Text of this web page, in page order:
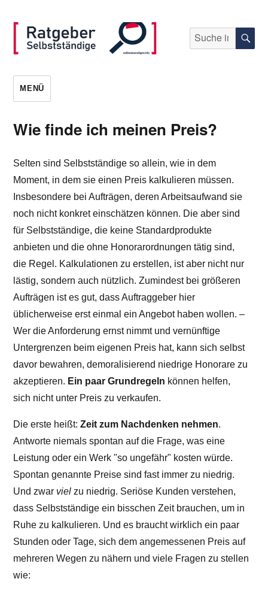
selbststaendigen.info
Suche
nach:
MENÜ
Wie finde ich meinen Preis?
Selten sind Selbstständige so allein, wie in dem
Moment, in dem sie einen Preis kalkulieren müssen.
Insbesondere bei Aufträgen, deren Arbeitsaufwand sie
noch nicht konkret einschätzen können. Die aber sind
für Selbstständige, die keine Standardprodukte
anbieten und die ohne Honorarordnungen tätig sind,
die Regel. Kalkulationen zu erstellen, ist aber nicht nur
lästig, sondern auch nützlich. Zumindest bei größeren
Aufträgen ist es gut, dass Auftraggeber hier
üblicherweise erst einmal ein Angebot haben wollen. –
Wer die Anforderung ernst nimmt und vernünftige
Untergrenzen beim eigenen Preis hat, kann sich selbst
davor bewahren, demoralisierend niedrige Honorare zu
akzeptieren. Ein paar Grundregeln können helfen,
sich nicht unter Preis zu verkaufen.
Die erste heißt:Zeit zum Nachdenken nehmen.
Antworte niemals spontan auf die Frage, was eine
Leistung oder ein Werk "so ungefähr" kosten würde.
Spontan genannte Preise sind fast immer zu niedrig.
Und zwar viel zu niedrig. Seriöse Kunden verstehen,
dass Selbstständige ein bisschen Zeit brauchen, um in
Ruhe zu kalkulieren. Und es braucht wirklich ein paar
Stunden oder Tage, sich dem angemessenen Preis auf
mehreren Wegen zu nähern und viele Fragen zu stellen
wie: